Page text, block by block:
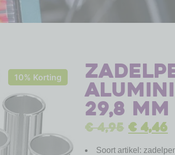
10% Korting
29,8 mm
€4,95 €4,46
Soort artikel: